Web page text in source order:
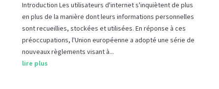
Introduction Les utilisateurs d'internet s'inquiètent de plus
en plus de la manière dont leurs informations personnelles
sont recueillies, stockées et utilisées. En réponse à ces
préoccupations, l'Union européenne a adopté une série de
nouveaux règlements visant à...
lire plus